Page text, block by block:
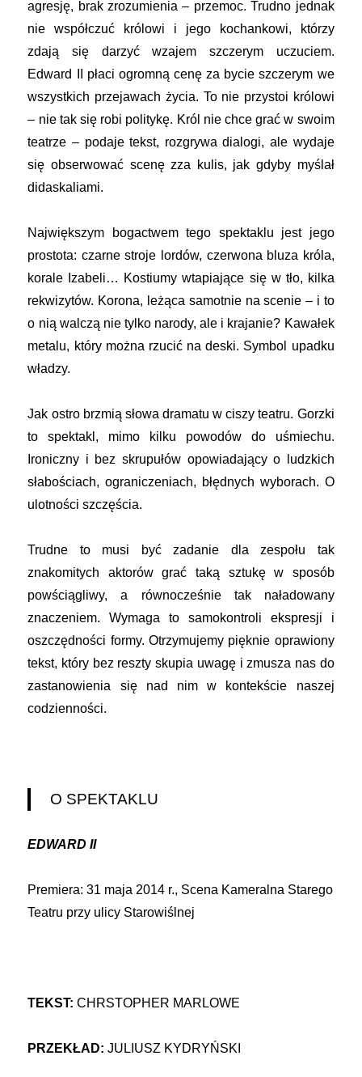
agresję, brak zrozumienia – przemoc. Trudno jednak
nie współczuć królowi i jego kochankowi, którzy
zdają się darzyć wzajem szczerym uczuciem.
Edward II płaci ogromną cenę za bycie szczerym we
wszystkich przejawach życia. To nie przystoi królowi
– nie tak się robi politykę. Król nie chce grać w swoim
teatrze – podaje tekst, rozgrywa dialogi, ale wydaje
się obserwować scenę zza kulis, jak gdyby myślał
didaskaliami.
Największym bogactwem tego spektaklu jest jego
prostota: czarne stroje lordów, czerwona bluza króla,
korale Izabeli… Kostiumy wtapiające się w tło, kilka
rekwizytów. Korona, leżąca samotnie na scenie – i to
o nią walczą nie tylko narody, ale i krajanie? Kawałek
metalu, który można rzucić na deski. Symbol upadku
władzy.
Jak ostro brzmią słowa dramatu w ciszy teatru. Gorzki
to spektakl, mimo kilku powodów do uśmiechu.
Ironiczny i bez skrupułów opowiadający o ludzkich
słabościach, ograniczeniach, błędnych wyborach. O
ulotności szczęścia.
Trudne to musi być zadanie dla zespołu tak
znakomitych aktorów grać taką sztukę w sposób
powściągliwy, a równocześnie tak naładowany
znaczeniem. Wymaga to samokontroli ekspresji i
oszczędności formy. Otrzymujemy pięknie oprawiony
tekst, który bez reszty skupia uwagę i zmusza nas do
zastanowienia się nad nim w kontekście naszej
codzienności.
O SPEKTAKLU
EDWARD II
Premiera: 31 maja 2014 r., Scena Kameralna Starego
Teatru przy ulicy Starowiślnej
TEKST:CHRSTOPHER MARLOWE
PRZEKŁAD:JULIUSZ KYDRYŃSKI